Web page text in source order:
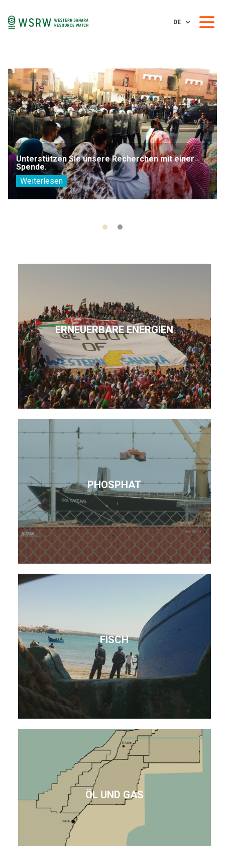
DE
Unterstützen Sie unsere Recherchen mit einer
Spende.
Weiterlesen
ERNEUERBARE ENERGIEN
PHOSPHAT
FISCH
ÖL UND GAS